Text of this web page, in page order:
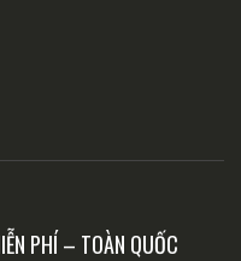
PHÍ – TOÀN QUỐC